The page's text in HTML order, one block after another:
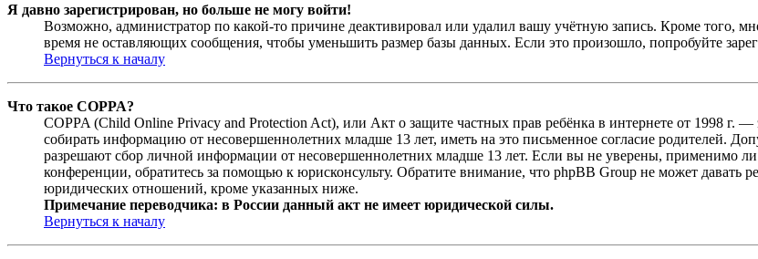
Я давно зарегистрирован, но больше не могу войти!
Возможно, администратор по какой-то причине деактивировал или удалил вашу учётную запись. Кроме того,
время не оставляющих сообщения, чтобы уменьшить размер базы данных. Если это произошло, попробуйте
Вернуться к началу
Что такое COPPA?
COPPA (Child Online Privacy and Protection Act), или Акт о защите частных прав ребёнка в интернете от 1998
собирать информацию от несовершеннолетних младше 13 лет, иметь на это письменное согласие родителей.
разрешают сбор личной информации от несовершеннолетних младше 13 лет. Если вы не уверены, применимо
конференции, обратитесь за помощью к юрисконсульту. Обратите внимание, что phpBB Group не может давать
юридических отношений, кроме указанных ниже.
Примечание переводчика: в России данный акт не имеет юридической силы.
Вернуться к началу